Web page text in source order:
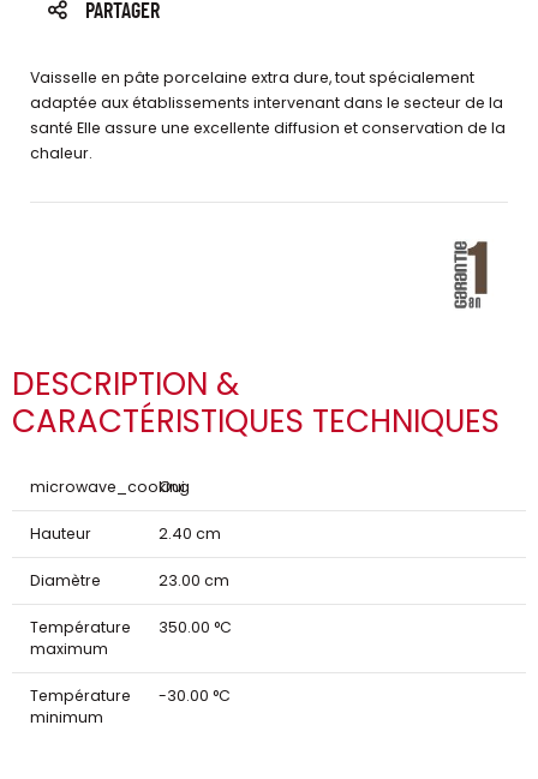
PARTAGER
Vaisselle en pâte porcelaine extra dure, tout spécialement
adaptée aux établissements intervenant dans le secteur de la
santé Elle assure une excellente diffusion et conservation de la
chaleur.
DESCRIPTION &
CARACTÉRISTIQUES TECHNIQUES
microwave_cooking
Oui
Hauteur 2.40 cm
Diamètre 23.00 cm
Température
maximum
350.00 °C
Température
minimum
-30.00 °C